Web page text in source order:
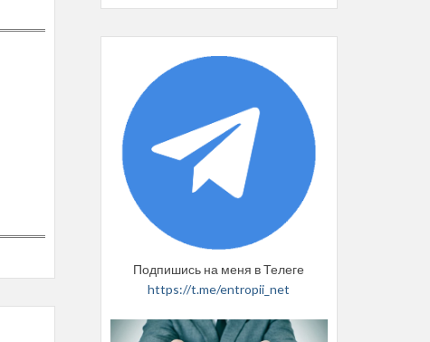
Подпишись на меня в Телеге
https://t.me/entropii_net